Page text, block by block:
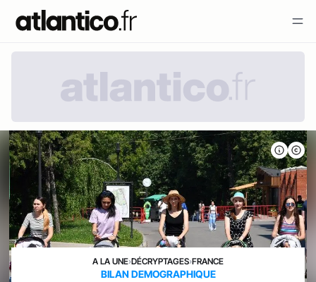
A LA UNE›DÉCRYPTAGES›FRANCE
BILAN DEMOGRAPHIQUE